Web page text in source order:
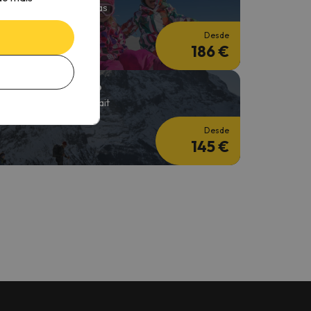
+ forfait de 3 dias
Desde
186 €
em Março
noites + 2 Dias do forfait
Desde
145 €